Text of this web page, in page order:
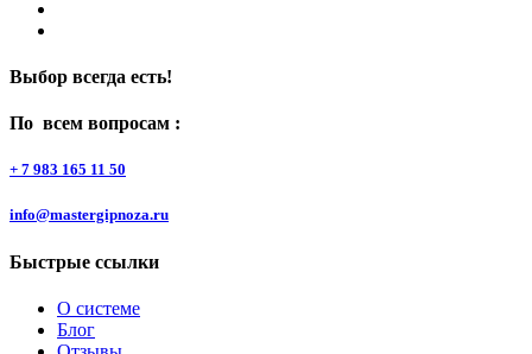
Выбор всегда есть!
По всем вопросам :
+ 7 983 165 11 50
info@mastergipnoza.ru
Быстрые ссылки
О системе
Блог